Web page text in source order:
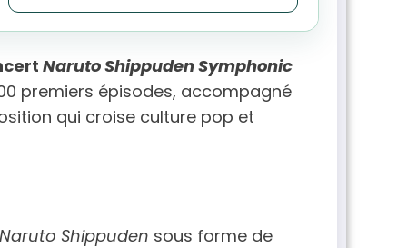
Naruto Shippuden Symphonic
premiers épisodes, accompagné
qui croise culture pop et
Naruto Shippuden sous forme de